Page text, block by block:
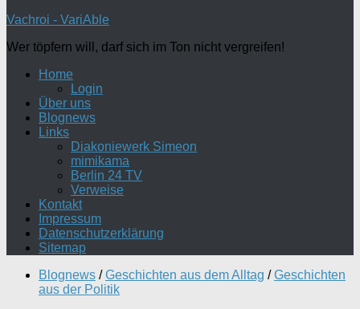
Vachroi - VariAble
Wer töpfern will, darf sich im Ton nicht vergreifen!
Home
Login
Über uns
Blognews
Links
Diakoniewerk Simeon
mimikama
Berlin 24 TV
Verweise
Kontakt
Impressum
Datenschutzerklärung
Sitemap
Blognews / Geschichten aus dem Alltag / Geschichten
aus der Politik